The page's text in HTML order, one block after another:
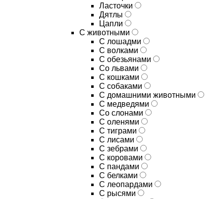
Ласточки
Дятлы
Цапли
С животными
С лошадми
С волками
С обезьянами
Со львами
С кошками
С собаками
С домашними животными
С медведями
Со слонами
С оленями
С тиграми
С лисами
С зебрами
С коровами
С пандами
С белками
С леопардами
С рысями